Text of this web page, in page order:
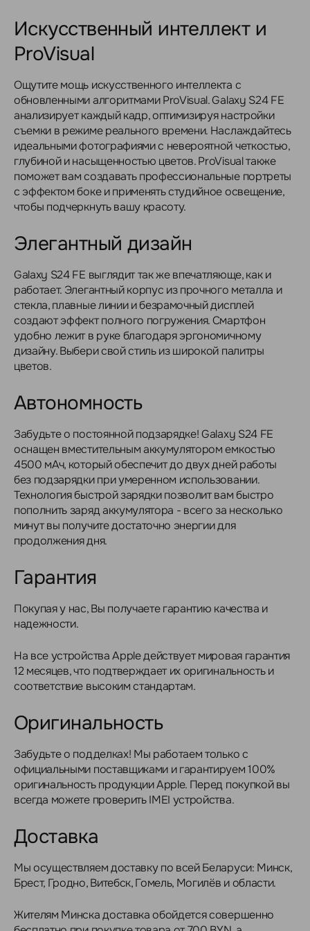
Искусственный интеллект и
ProVisual
Ощутите мощь искусственного интеллекта с
обновленными алгоритмами ProVisual. Galaxy S24 FE
анализирует каждый кадр, оптимизируя настройки
съемки в режиме реального времени. Наслаждайтесь
идеальными фотографиями с невероятной четкостью,
глубиной и насыщенностью цветов. ProVisual также
поможет вам создавать профессиональные портреты
с эффектом боке и применять студийное освещение,
чтобы подчеркнуть вашу красоту.
Элегантный дизайн
Galaxy S24 FE выглядит так же впечатляюще, как и
работает. Элегантный корпус из прочного металла и
стекла, плавные линии и безрамочный дисплей
создают эффект полного погружения. Смартфон
удобно лежит в руке благодаря эргономичному
дизайну. Выбери свой стиль из широкой палитры
цветов.
Автономность
Забудьте о постоянной подзарядке! Galaxy S24 FE
оснащен вместительным аккумулятором емкостью
4500 мАч, который обеспечит до двух дней работы
без подзарядки при умеренном использовании.
Технология быстрой зарядки позволит вам быстро
пополнить заряд аккумулятора - всего за несколько
минут вы получите достаточно энергии для
продолжения дня.
Гарантия
Покупая у нас, Вы получаете гарантию качества и
надежности.
На все устройства Apple действует мировая гарантия
12 месяцев, что подтверждает их оригинальность и
соответствие высоким стандартам.
Оригинальность
Забудьте о подделках! Мы работаем только с
официальными поставщиками и гарантируем 100%
оригинальность продукции Apple. Перед покупкой вы
всегда можете проверить IMEI устройства.
Доставка
Мы осуществляем доставку по всей Беларуси: Минск,
Брест, Гродно, Витебск, Гомель, Могилёв и области.
Жителям Минска доставка обойдется совершенно